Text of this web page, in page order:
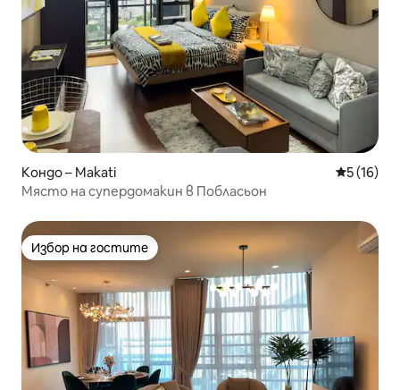
Кондо – Makati Средна
5 (16)
Място на супердомакин в Побласьон
Избор на гостите
Избор на гостите